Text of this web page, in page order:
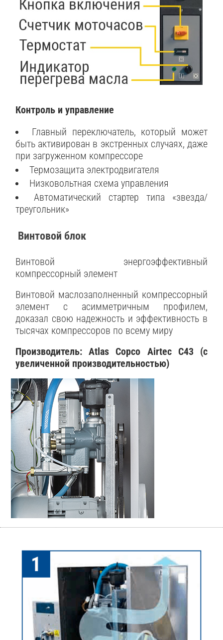
Контроль и управление
Главный переключатель, который может
быть активирован в экстренных случаях, даже
при загруженном компрессоре
Термозащита электродвигателя
Низковольтная схема управления
Автоматический стартер типа «звезда/
треугольник»
Винтовой блок
Винтовой энергоэффективный
компрессорный элемент
Винтовой маслозаполненный компрессорный
элемент с асимметричным профилем,
доказал свою надежность и эффективность в
тысячах компрессоров по всему миру
Производитель: Atlas Copco Airtec С43 (с
увеличенной производительностью)